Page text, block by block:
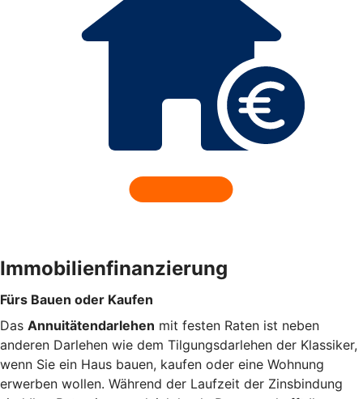
Immobilienfinanzierung
Fürs Bauen oder Kaufen
Das Annuitätendarlehen mit festen Raten ist neben
anderen Darlehen wie dem Tilgungsdarlehen der Klassiker,
wenn Sie ein Haus bauen, kaufen oder eine Wohnung
erwerben wollen. Während der Laufzeit der Zinsbindung